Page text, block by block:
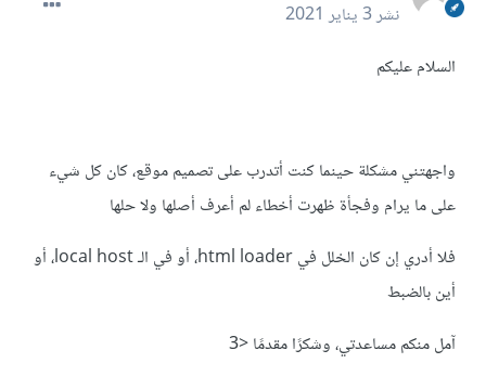
نشر3 يناير 2021
السلام عليكم
واجهتني مشكلة حينما كنت أتدرب على تصميم موقع، كان كل شيء
على ما يرام وفجأة ظهرت أخطاء لم أعرف أصلها ولا حلها
فلا أدري إن كان الخلل في html loader، أو في الـ local host، أو
أين بالضبط
آمل منكم مساعدتي، وشكرًا مقدمًا <3